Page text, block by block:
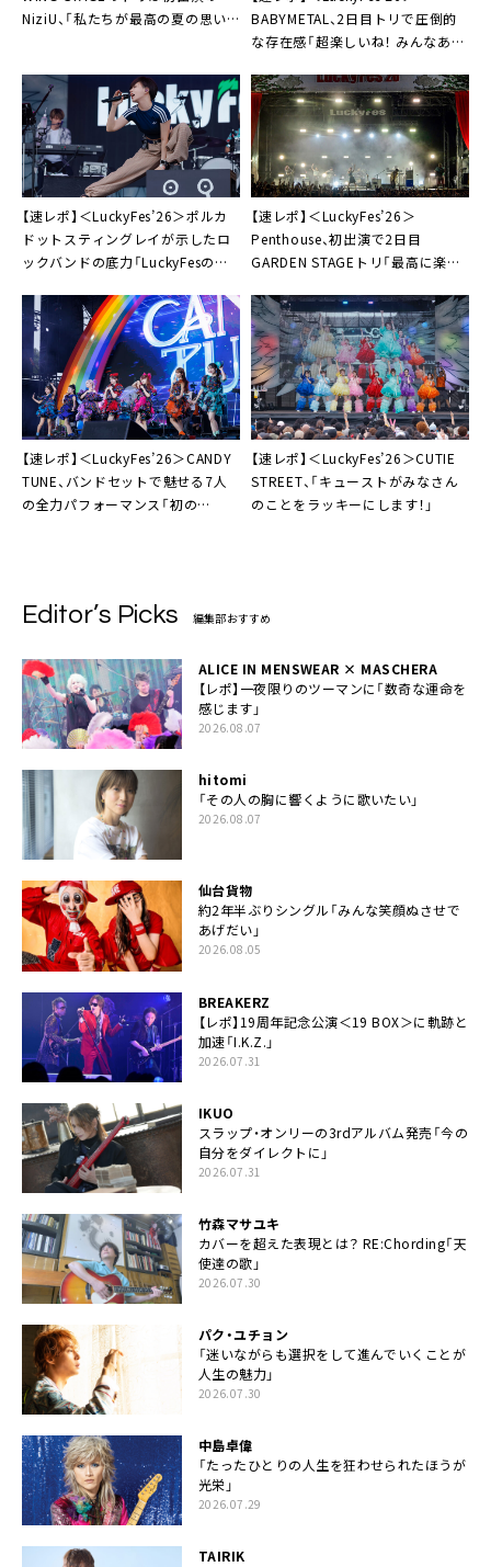
NiziU、「私たちが最高の夏の思い
BABYMETAL、2日目トリで圧倒的
な存在感「超楽しいね！ みんなあり
【速レポ】＜LuckyFes’26＞ポルカ
ドットスティングレイが示したロ
ックバンドの底力「LuckyFesのマ
ちが、ライブとは何であるかを教え
てやる」
【速レポ】＜LuckyFes’26＞
Penthouse、初出演で2日目
GARDEN STAGEトリ「最高に楽し
【速レポ】＜LuckyFes’26＞CANDY
TUNE、バンドセットで魅せる7人
の全力パフォーマンス「初の
【速レポ】＜LuckyFes’26＞CUTIE
STREET、「キューストがみなさん
のことをラッキーにします！」
Editor’s Picks 編集部おすすめ
ALICE IN MENSWEAR × MASCHERA
【レポ】一夜限りのツーマンに「数奇な運命を
感じます」
2026.08.07
hitomi
「その人の胸に響くように歌いたい」
2026.08.07
仙台貨物
約2年半ぶりシングル「みんな笑顔ぬさせで
あげだい」
2026.08.05
BREAKERZ
【レポ】19周年記念公演＜19 BOX＞に軌跡と
加速「I.K.Z.」
2026.07.31
IKUO
スラップ・オンリーの3rdアルバム発売「今の
自分をダイレクトに」
2026.07.31
竹森マサユキ
カバーを超えた表現とは？ RE:Chording「天
使達の歌」
2026.07.30
パク・ユチョン
「迷いながらも選択をして進んでいくことが
人生の魅力」
2026.07.30
中島卓偉
「たったひとりの人生を狂わせられたほうが
光栄」
2026.07.29
TAIRIK